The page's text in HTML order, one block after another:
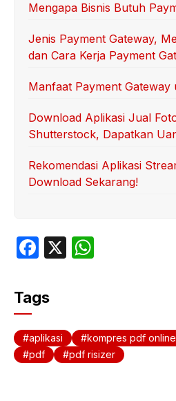
Mengapa Bisnis Butuh
Jenis Payment Gateway,
dan Cara Kerja Payment
Manfaat Payment Gateway
Download Aplikasi Jual
Shutterstock, Dapatkan
Rekomendasi Aplikasi
Download Sekarang!
F
c
e
b
o
X
A
p
Tags
aplikasi kompres pdf online
pdf
pdf risizer